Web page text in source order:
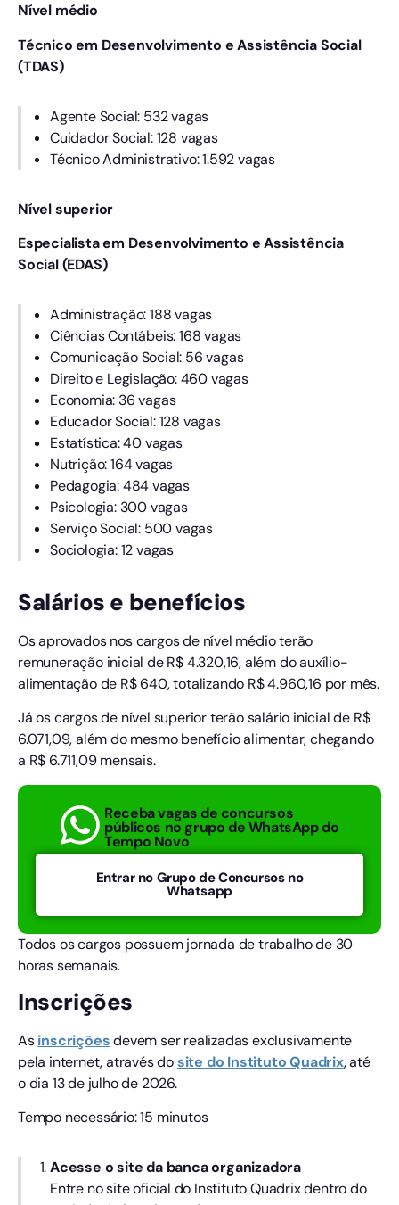
Nível médio
Técnico em Desenvolvimento e Assistência Social
(TDAS)
Agente Social: 532 vagas
Cuidador Social: 128 vagas
Técnico Administrativo: 1.592 vagas
Nível superior
Especialista em Desenvolvimento e Assistência
Social (EDAS)
Administração: 188 vagas
Ciências Contábeis: 168 vagas
Comunicação Social: 56 vagas
Direito e Legislação: 460 vagas
Economia: 36 vagas
Educador Social: 128 vagas
Estatística: 40 vagas
Nutrição: 164 vagas
Pedagogia: 484 vagas
Psicologia: 300 vagas
Serviço Social: 500 vagas
Sociologia: 12 vagas
Salários e benefícios
Os aprovados nos cargos de nível médio terão
remuneração inicial de R$ 4.320,16, além do auxílio-
alimentação de R$ 640, totalizando R$ 4.960,16 por mês.
Já os cargos de nível superior terão salário inicial de R$
6.071,09, além do mesmo benefício alimentar, chegando
a R$ 6.711,09 mensais.
Receba vagas de concursos
públicos no grupo de WhatsApp do
Tempo Novo
Entrar no Grupo de Concursos no
Whatsapp
Todos os cargos possuem jornada de trabalho de 30
horas semanais.
Inscrições
Asinscriçõesdevem ser realizadas exclusivamente
pela internet, através dosite do Instituto Quadrix, até
o dia 13 de julho de 2026.
Tempo necessário:15 minutos
Acesse o site da banca organizadora
Entre no site oficial do Instituto Quadrix dentro do